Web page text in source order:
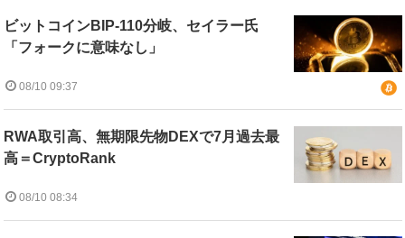
ビットコインBIP-110分岐、セイラー氏
「フォークに意味なし」
08/10 09:37
RWA取引高、無期限先物DEXで7月過去最
高＝CryptoRank
08/10 08:34